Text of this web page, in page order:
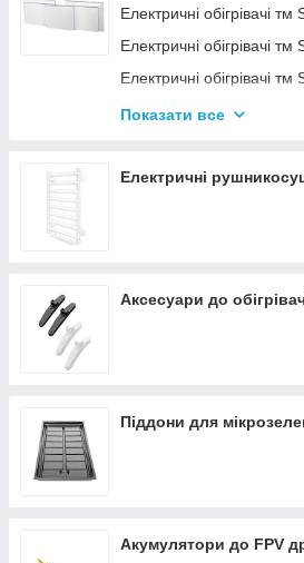
Електричні обігрівачі
Електричні обігрівачі
Електричні обігрівачі
Електричні обігрівачі тм
Показати все
Електричні
Аксесуари до
Піддони для
Акумулятори до FPV